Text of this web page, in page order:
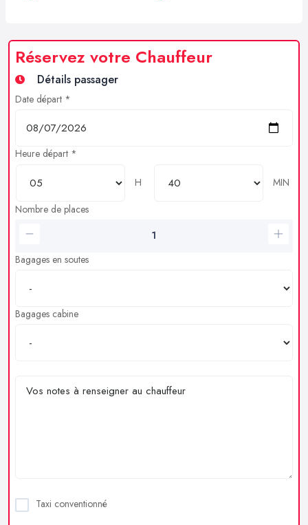
Réservez votre Chauffeur
Détails passager
Date départ *
Heure départ *
H
MIN
Nombre de places
Bagages en soutes
Bagages cabine
Taxi conventionné